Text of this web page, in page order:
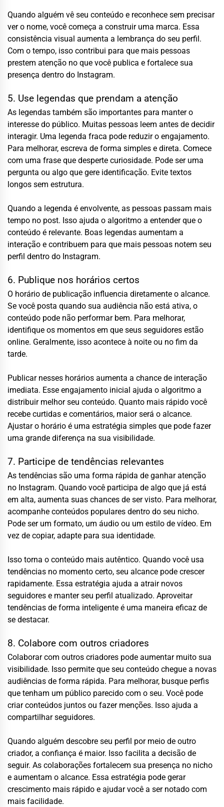
Quando alguém vê seu conteúdo e reconhece sem precisar
ver o nome, você começa a construir uma marca. Essa
consistência visual aumenta a lembrança do seu perfil.
Com o tempo, isso contribui para que mais pessoas
prestem atenção no que você publica e fortalece sua
presença dentro do Instagram.
5. Use legendas que prendam a atenção
As legendas também são importantes para manter o
interesse do público. Muitas pessoas leem antes de decidir
interagir. Uma legenda fraca pode reduzir o engajamento.
Para melhorar, escreva de forma simples e direta. Comece
com uma frase que desperte curiosidade. Pode ser uma
pergunta ou algo que gere identificação. Evite textos
longos sem estrutura.
Quando a legenda é envolvente, as pessoas passam mais
tempo no post. Isso ajuda o algoritmo a entender que o
conteúdo é relevante. Boas legendas aumentam a
interação e contribuem para que mais pessoas notem seu
perfil dentro do Instagram.
6. Publique nos horários certos
O horário de publicação influencia diretamente o alcance.
Se você posta quando sua audiência não está ativa, o
conteúdo pode não performar bem. Para melhorar,
identifique os momentos em que seus seguidores estão
online. Geralmente, isso acontece à noite ou no fim da
tarde.
Publicar nesses horários aumenta a chance de interação
imediata. Esse engajamento inicial ajuda o algoritmo a
distribuir melhor seu conteúdo. Quanto mais rápido você
recebe curtidas e comentários, maior será o alcance.
Ajustar o horário é uma estratégia simples que pode fazer
uma grande diferença na sua visibilidade.
7. Participe de tendências relevantes
As tendências são uma forma rápida de ganhar atenção
no Instagram. Quando você participa de algo que já está
em alta, aumenta suas chances de ser visto. Para melhorar,
acompanhe conteúdos populares dentro do seu nicho.
Pode ser um formato, um áudio ou um estilo de vídeo. Em
vez de copiar, adapte para sua identidade.
Isso torna o conteúdo mais autêntico. Quando você usa
tendências no momento certo, seu alcance pode crescer
rapidamente. Essa estratégia ajuda a atrair novos
seguidores e manter seu perfil atualizado. Aproveitar
tendências de forma inteligente é uma maneira eficaz de
se destacar.
8. Colabore com outros criadores
Colaborar com outros criadores pode aumentar muito sua
visibilidade. Isso permite que seu conteúdo chegue a novas
audiências de forma rápida. Para melhorar, busque perfis
que tenham um público parecido com o seu. Você pode
criar conteúdos juntos ou fazer menções. Isso ajuda a
compartilhar seguidores.
Quando alguém descobre seu perfil por meio de outro
criador, a confiança é maior. Isso facilita a decisão de
seguir. As colaborações fortalecem sua presença no nicho
e aumentam o alcance. Essa estratégia pode gerar
crescimento mais rápido e ajudar você a ser notado com
mais facilidade.